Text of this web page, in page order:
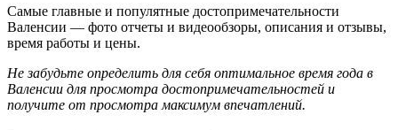
Самые главные и популятные достопримечательности
Валенсии — фото отчеты и видеообзоры, описания и отзывы,
время работы и цены.
Не забудьте определить для себя оптимальное время года в
Валенсии для просмотра достопримечательностей и
получите от просмотра максимум впечатлений.